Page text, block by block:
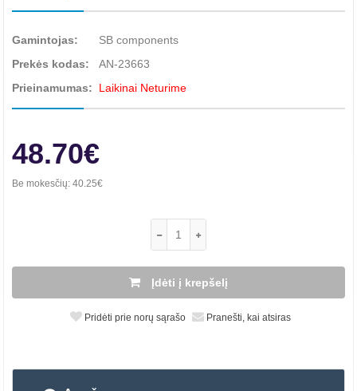
Gamintojas:
SB components
Prekės kodas:
AN-23663
Prieinamumas:
Laikinai Neturime
48.70€
Be mokesčių: 40.25€
Įdėti į krepšelį
Pridėti prie norų sąrašo Pranešti, kai atsiras